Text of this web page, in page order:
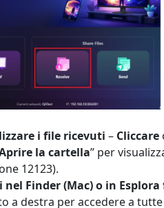
i file ricevuti – Cliccare
la cartella” per
12123).
Finder (Mac) o in Esplora
a destra per accedere a